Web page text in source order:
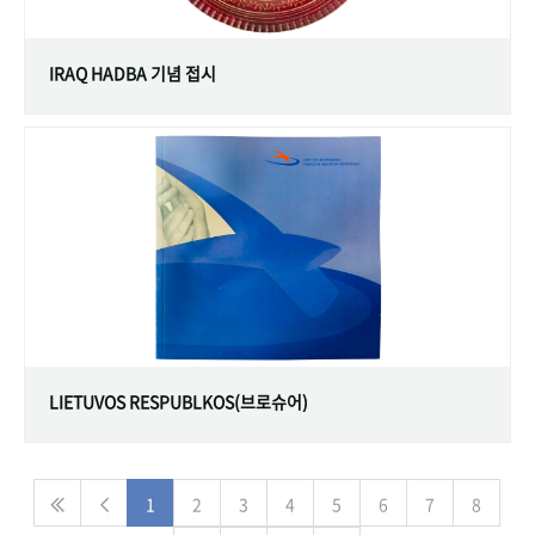
IRAQ HADBA 기념 접시
LIETUVOS RESPUBLKOS(브로슈어)
1 2 3 4 5 6 7 8